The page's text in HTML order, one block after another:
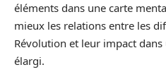
éléments dans une carte
mieux les relations entre les
Révolution et leur impact
élargi.